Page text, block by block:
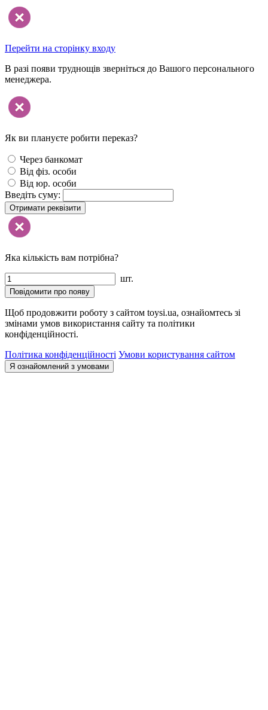
Перейти на сторінку входу
В разі появи труднощів зверніться до Вашого персонального
менеджера.
Як ви плануєте робити переказ?
Через банкомат
Від фіз. особи
Від юр. особи
Введіть суму:
Отримати реквізити
Яка кількість вам потрібна?
шт.
Повідомити про появу
Щоб продовжити роботу з сайтом toysi.ua, ознайомтесь зі
змінами умов використання сайту та політики
конфіденційності.
Політика конфіденційності Умови користування сайтом
Я ознайомлений з умовами